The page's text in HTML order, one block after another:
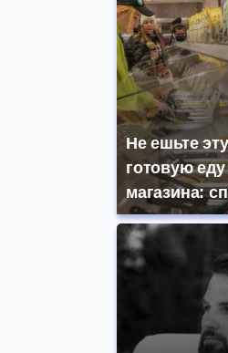
Не ешьте эту
готовую еду
магазина: